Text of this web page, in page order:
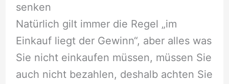
senken
Natürlich gilt immer die Regel „im
Einkauf liegt der Gewinn“, aber alles was
Sie nicht einkaufen müssen, müssen Sie
auch nicht bezahlen, deshalb achten Sie